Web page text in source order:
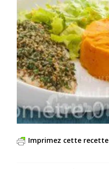
Imprimez cette recette